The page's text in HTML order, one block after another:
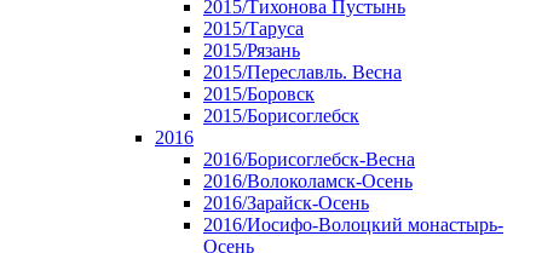
2015/Тихонова Пустынь
2015/Таруса
2015/Рязань
2015/Переславль. Весна
2015/Боровск
2015/Борисоглебск
2016
2016/Борисоглебск-Весна
2016/Волоколамск-Осень
2016/Зарайск-Осень
2016/Иосифо-Волоцкий монастырь-
Осень